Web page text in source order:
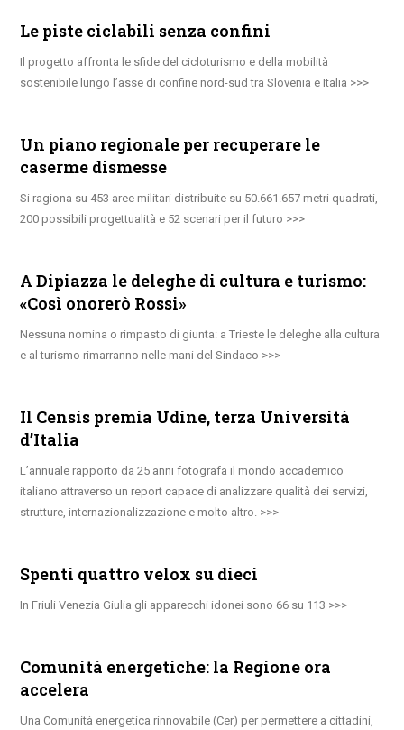
Le piste ciclabili senza confini
Il progetto affronta le sfide del cicloturismo e della mobilità
sostenibile lungo l’asse di confine nord-sud tra Slovenia e Italia
Un piano regionale per recuperare le
caserme dismesse
Si ragiona su 453 aree militari distribuite su 50.661.657 metri quadrati,
200 possibili progettualità e 52 scenari per il futuro
A Dipiazza le deleghe di cultura e turismo:
«Così onorerò Rossi»
Nessuna nomina o rimpasto di giunta: a Trieste le deleghe alla cultura
e al turismo rimarranno nelle mani del Sindaco
Il Censis premia Udine, terza Università
d’Italia
L’annuale rapporto da 25 anni fotografa il mondo accademico
italiano attraverso un report capace di analizzare qualità dei servizi,
strutture, internazionalizzazione e molto altro.
Spenti quattro velox su dieci
In Friuli Venezia Giulia gli apparecchi idonei sono 66 su 113
Comunità energetiche: la Regione ora
accelera
Una Comunità energetica rinnovabile (Cer) per permettere a cittadini,